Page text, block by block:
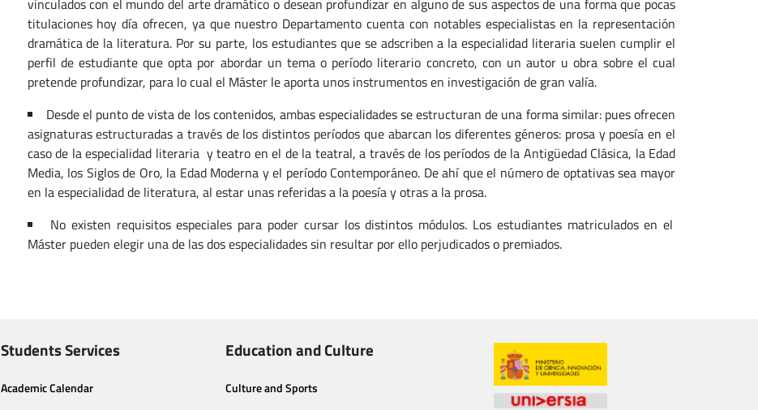
vinculados con el mundo del arte dramático o desean profundizar en alguno de sus aspectos de una forma que pocas
titulaciones hoy día ofrecen, ya que nuestro Departamento cuenta con notables especialistas en la representación
dramática de la literatura. Por su parte, los estudiantes que se adscriben a la especialidad literaria suelen cumplir el
perfil de estudiante que opta por abordar un tema o período literario concreto, con un autor u obra sobre el cual
pretende profundizar, para lo cual el Máster le aporta unos instrumentos en investigación de gran valía.
Desde el punto de vista de los contenidos, ambas especialidades se estructuran de una forma similar: pues ofrecen
asignaturas estructuradas a través de los distintos períodos que abarcan los diferentes géneros: prosa y poesía en el
caso de la especialidad literaria y teatro en el de la teatral, a través de los períodos de la Antigüedad Clásica, la Edad
Media, los Siglos de Oro, la Edad Moderna y el período Contemporáneo. De ahí que el número de optativas sea mayor
en la especialidad de literatura, al estar unas referidas a la poesía y otras a la prosa.
No existen requisitos especiales para poder cursar los distintos módulos. Los estudiantes matriculados en el
Máster pueden elegir una de las dos especialidades sin resultar por ello perjudicados o premiados.
Students Services
Academic Calendar
Education and Culture
Culture and Sports